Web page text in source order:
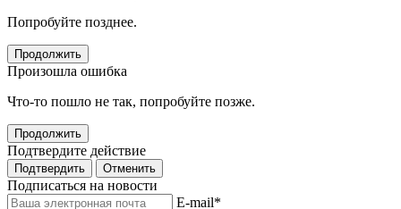
Попробуйте позднее.
Продолжить
Произошла ошибка
Что-то пошло не так, попробуйте позже.
Продолжить
Подтвердите действие
Подтвердить Отменить
Подписаться на новости
E-mail*